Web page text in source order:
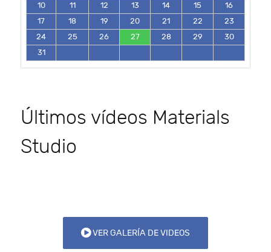
10
11 12 13 14 15
16
17
18 19 20 21 22
23
24
25 26 27 28 29
30
31
Últimos vídeos Materials
Studio
VER GALERÍA DE VIDEOS